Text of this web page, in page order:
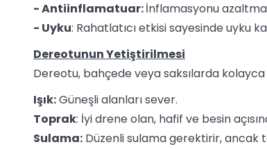
- Antiinflamatuar:İnflamasyonu
- Uyku: Rahatlatıcı etkisi sayesinde uyku
Dereotunun Yetiştirilmesi
Dereotu, bahçede veya saksılarda
Işık:Güneşli alanları sever.
Toprak: İyi drene olan, hafif ve besin
Sulama: Düzenli sulama gerektirir, ancak